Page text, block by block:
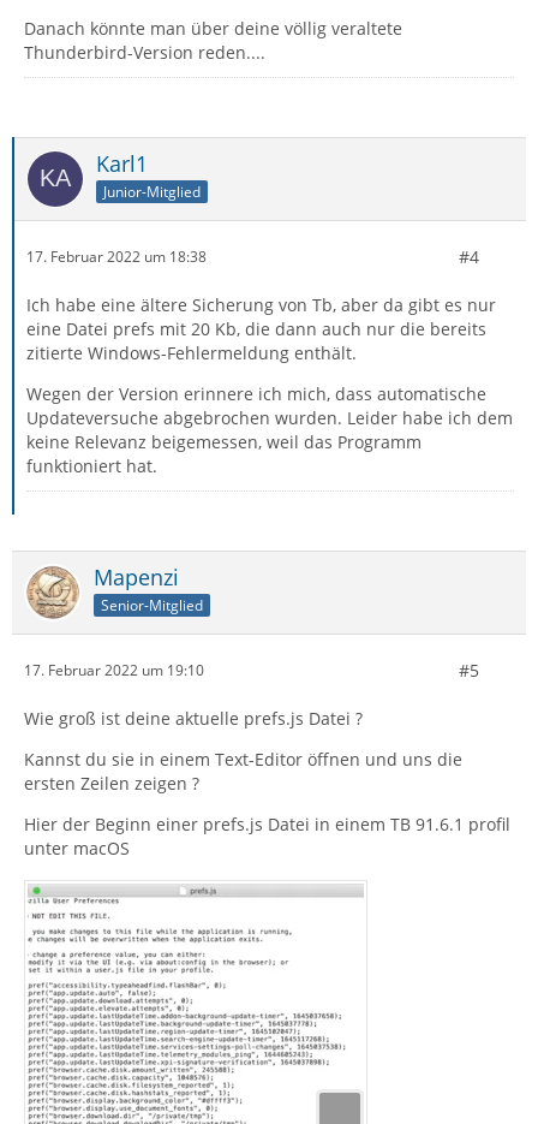
Danach könnte man über deine völlig veraltete
Thunderbird-Version reden....
Karl1
Junior-Mitglied
17. Februar 2022 um 18:38 #4
Ich habe eine ältere Sicherung von Tb, aber da gibt es nur
eine Datei prefs mit 20 Kb, die dann auch nur die bereits
zitierte Windows-Fehlermeldung enthält.
Wegen der Version erinnere ich mich, dass automatische
Updateversuche abgebrochen wurden. Leider habe ich dem
keine Relevanz beigemessen, weil das Programm
funktioniert hat.
Mapenzi
Senior-Mitglied
17. Februar 2022 um 19:10 #5
Wie groß ist deine aktuelle prefs.js Datei ?
Kannst du sie in einem Text-Editor öffnen und uns die
ersten Zeilen zeigen ?
Hier der Beginn einer prefs.js Datei in einem TB 91.6.1 profil
unter macOS